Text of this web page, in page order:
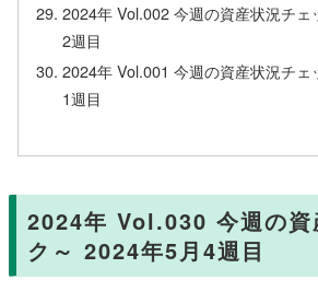
2024年 Vol.002 今週の資産状況チェ
2週目
2024年 Vol.001 今週の資産状況チェ
1週目
2024年 Vol.030 今週の資
ク～ 2024年5月4週目